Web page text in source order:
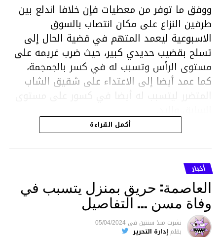
ووفق ما توفر من معطيات فإن خلافا اندلع بين
طرفين النزاع على مكان انتصاب بالسوق
الاسبوعية ليعمد المتهم في قضية الحال إلى
تسلح بقضيب حديدي كبير، حيث ضرب غريمه على
مستوى الرأس وتسبب له في كسر بالجمجمة،
كما عمد أيضا إلى الاعتداء على شقيق الشاب
المتضرر ليتسبب له أيضا في كسور على مستوى
هذا وقد تمكن أعوان مركز الأمن الوطني بحي
هلال في توقيت قياسي من محاصرة المشتبه به
والقبض عليه وإحالته على التحقيق في خصوص
ما نُسبه إليه.
متابعة
أكمل القراءة
أخبار
العاصمة: حريق بمنزل يتسبب في
وفاة مسن … التفاصيل
نشرت منذ سنتين فى 05/04/2024
بقلم إدارة التحرير